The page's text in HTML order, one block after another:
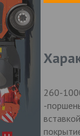
260-
-